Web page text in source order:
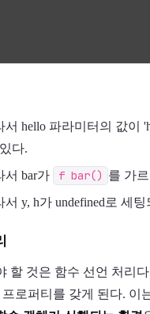
서 hello 파라미터의 값이
다.
서 bar가
f bar() 를 가
서 y, h가 undefined로 세
할 것은 함수 선언 처리
프로퍼티를 갖게 된다. 이